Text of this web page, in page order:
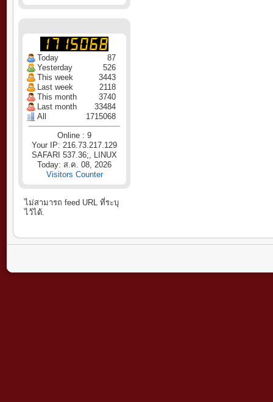
Today
87
Yesterday
526
This week
3443
Last week
2118
This month
3740
Last month
33484
All
1715068
Online : 9
Your IP: 216.73.217.129
SAFARI 537.36;, LINUX
Today: ส.ค. 08, 2026
Visitors Counter
ไม่สามารถ feed URL ที่ระบุ
ไว้ได้.